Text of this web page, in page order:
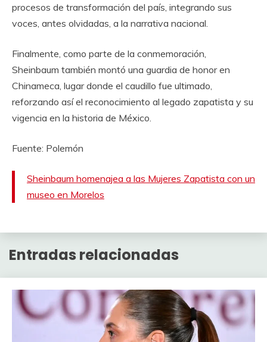
procesos de transformación del país, integrando sus
voces, antes olvidadas, a la narrativa nacional.
Finalmente, como parte de la conmemoración,
Sheinbaum también montó una guardia de honor en
Chinameca, lugar donde el caudillo fue ultimado,
reforzando así el reconocimiento al legado zapatista y su
vigencia en la historia de México.
Fuente: Polemón
Sheinbaum homenajea a las Mujeres Zapatista con un
museo en Morelos
Entradas relacionadas